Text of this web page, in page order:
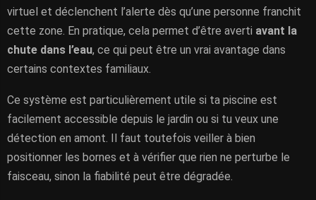
virtuel et déclenchent l’alerte dès qu’une personne franchit
cette zone. En pratique, cela permet d’être averti avant la
chute dans l’eau, ce qui peut être un vrai avantage dans
certains contextes familiaux.
Ce système est particulièrement utile si ta piscine est
facilement accessible depuis le jardin ou si tu veux une
détection en amont. Il faut toutefois veiller à bien
positionner les bornes et à vérifier que rien ne perturbe le
faisceau, sinon la fiabilité peut être dégradée.